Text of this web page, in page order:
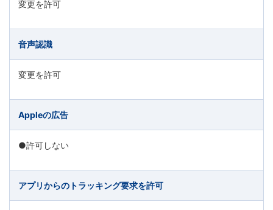
変更を許可
音声認識
変更を許可
Appleの広告
●許可しない
アプリからのトラッキング要求を許可